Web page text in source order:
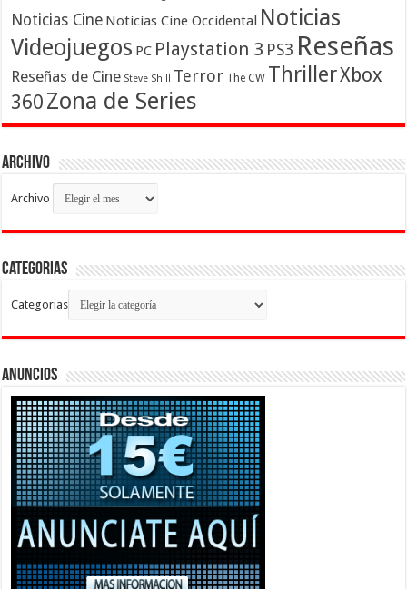
Noticias Cine Noticias Cine Occidental Noticias
Videojuegos PC Playstation 3 PS3 Reseñas
Reseñas de Cine Steve Shill Terror The CW ThrillerXbox
360 Zona de Series
Archivo
Archivo
Categorias
Categorias
Anuncios